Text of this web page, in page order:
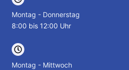
Montag - Donnerstag
8:00 bis 12:00 Uhr
Montag - Mittwoch